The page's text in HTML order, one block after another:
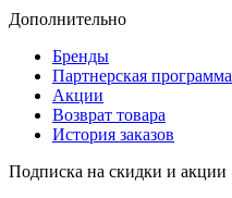
Дополнительно
Бренды
Партнерская программа
Акции
Возврат товара
История заказов
Подписка на скидки и акции